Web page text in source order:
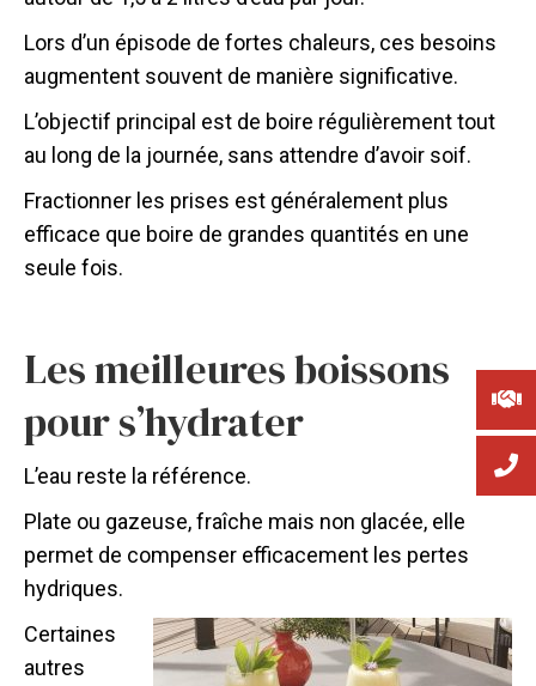
Lors d’un épisode de fortes chaleurs, ces besoins
augmentent souvent de manière significative.
L’objectif principal est de boire régulièrement tout
au long de la journée, sans attendre d’avoir soif.
Fractionner les prises est généralement plus
efficace que boire de grandes quantités en une
seule fois.
Les meilleures boissons
pour s’hydrater
L’eau reste la référence.
Plate ou gazeuse, fraîche mais non glacée, elle
permet de compenser efficacement les pertes
hydriques.
Certaines
autres